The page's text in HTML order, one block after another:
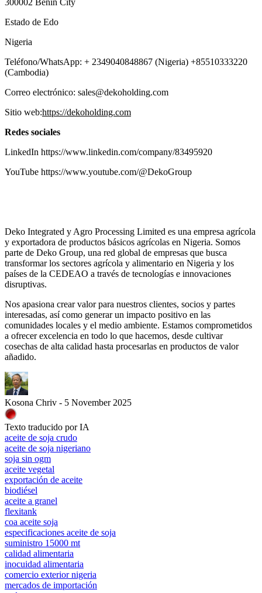
300002 Benin City
Estado de Edo
Nigeria
Teléfono/WhatsApp: + 2349040848867 (Nigeria) +85510333220
(Cambodia)
Correo electrónico: sales@dekoholding.com
Sitio web:https://dekoholding.com
Redes sociales
LinkedIn https://www.linkedin.com/company/83495920
YouTube https://www.youtube.com/@DekoGroup
Deko Integrated y Agro Processing Limited es una empresa agrícola
y exportadora de productos básicos agrícolas en Nigeria. Somos
parte de Deko Group, una red global de empresas que busca
transformar los sectores agrícola y alimentario en Nigeria y los
países de la CEDEAO a través de tecnologías e innovaciones
disruptivas.
Nos apasiona crear valor para nuestros clientes, socios y partes
interesadas, así como generar un impacto positivo en las
comunidades locales y el medio ambiente. Estamos comprometidos
a ofrecer excelencia en todo lo que hacemos, desde cultivar
cosechas de alta calidad hasta procesarlas en productos de valor
añadido.
Kosona Chriv - 5 November 2025
Texto traducido por IA
aceite de soja crudo
aceite de soja nigeriano
soja sin ogm
aceite vegetal
exportación de aceite
biodiésel
aceite a granel
flexitank
coa aceite soja
especificaciones aceite de soja
suministro 15000 mt
calidad alimentaria
inocuidad alimentaria
comercio exterior nigeria
mercados de importación